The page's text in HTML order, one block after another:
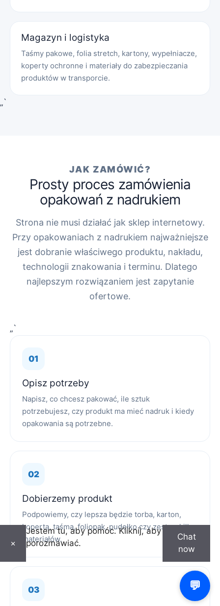
Magazyn i logistyka
Taśmy pakowe, folia stretch, kartony, wypełniacze,
koperty ochronne i materiały do zabezpieczania
produktów w transporcie.
„`
JAK ZAMÓWIĆ?
Prosty proces zamówienia
opakowań z nadrukiem
Strona nie musi działać jak sklep internetowy.
Przy opakowaniach z nadrukiem najważniejsze
jest dobranie właściwego produktu, nakładu,
technologii znakowania i terminu. Dlatego
najlepszym rozwiązaniem jest zapytanie
ofertowe.
„`
Opisz potrzeby
Napisz, co chcesz pakować, ile sztuk
potrzebujesz, czy produkt ma mieć nadruk i kiedy
opakowania są potrzebne.
Dobierzemy produkt
Podpowiemy, czy lepsza będzie torba, karton,
koperta, taśma, foliopak, pudełko czy zestaw kilku
materiałów.
×
Jestem tu, aby pomóc. Kliknij, aby
porozmawiać.
Chat
now